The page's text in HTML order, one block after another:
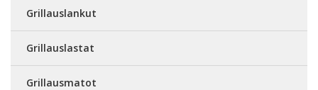
Grillauslankut
Grillauslastat
Grillausmatot